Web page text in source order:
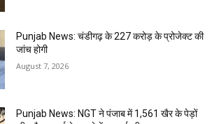
Punjab News: चंडीगढ़ के ₹227 करोड़ के प्रोजेक्ट की
जांच होगी
August 7, 2026
Punjab News: NGT ने पंजाब में 1,561 खैर के पेड़ों